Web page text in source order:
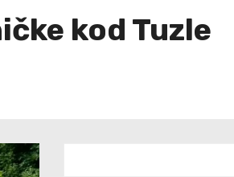
kod Tuzle